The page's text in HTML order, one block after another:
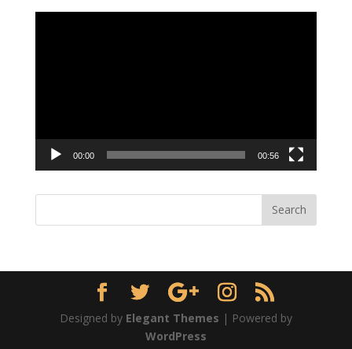
00:00 00:56
Designed by Elegant Themes | Powered by
WordPress